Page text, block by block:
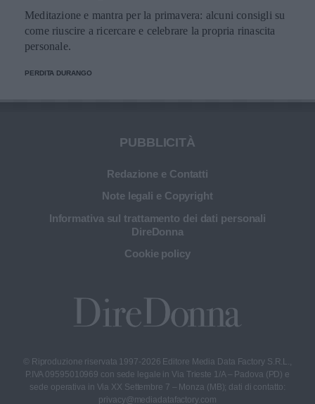
Meditazione e mantra per la primavera: alcuni consigli su
come riuscire a ricercare e celebrare la propria rinascita
personale.
PERDITA DURANGO
PUBBLICITÀ
Redazione e Contatti
Note legali e Copyright
Informativa sul trattamento dei dati personali
DireDonna
Cookie policy
© Riproduzione riservata 1997-2026 Editore Media Data Factory S.R.L.,
P.IVA 09595010969 con sede legale in Via Trieste 1/A – Padova (PD) e
sede operativa in Via XX Settembre 7 – Monza (MB); dati di contatto:
privacy@mediadatafactory.com